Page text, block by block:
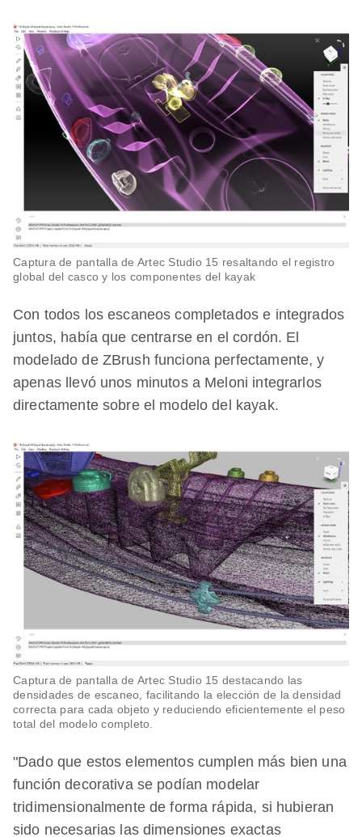
Captura de pantalla de Artec Studio 15 resaltando el registro
global del casco y los componentes del kayak
Con todos los escaneos completados e integrados
juntos, había que centrarse en el cordón. El
modelado de ZBrush funciona perfectamente, y
apenas llevó unos minutos a Meloni integrarlos
directamente sobre el modelo del kayak.
Captura de pantalla de Artec Studio 15 destacando las
densidades de escaneo, facilitando la elección de la densidad
correcta para cada objeto y reduciendo eficientemente el peso
total del modelo completo.
"Dado que estos elementos cumplen más bien una
función decorativa se podían modelar
tridimensionalmente de forma rápida, si hubieran
sido necesarias las dimensiones exactas